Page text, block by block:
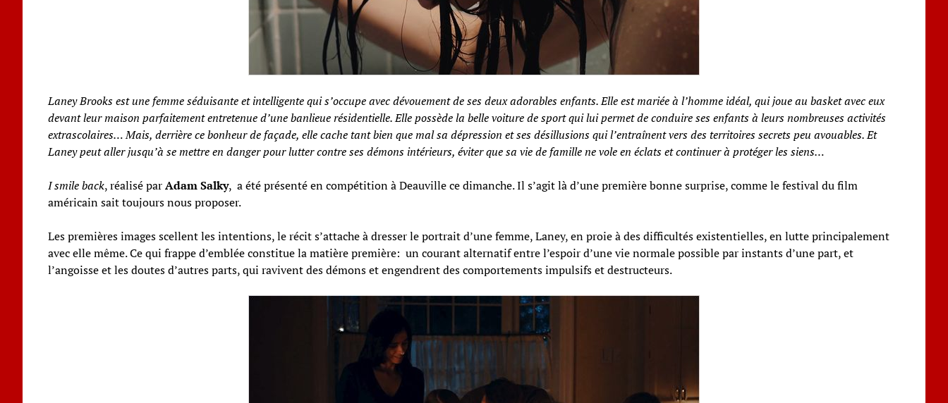
Laney Brooks est une femme séduisante et intelligente qui s’occupe avec dévouement de ses deux adorables enfants. Elle est mariée à l’homme idéal, qui joue au basket avec eux
devant leur maison parfaitement entretenue d’une banlieue résidentielle. Elle possède la belle voiture de sport qui lui permet de conduire ses enfants à leurs nombreuses activités
extrascolaires… Mais, derrière ce bonheur de façade, elle cache tant bien que mal sa dépression et ses désillusions qui l’entraînent vers des territoires secrets peu avouables. Et
Laney peut aller jusqu’à se mettre en danger pour lutter contre ses démons intérieurs, éviter que sa vie de famille ne vole en éclats et continuer à protéger les siens…
I smile back, réalisé parAdam Salky, a été présenté en compétition à Deauville ce dimanche. Il s’agit là d’une première bonne surprise, comme le festival du film
américain sait toujours nous proposer.
Les premières images scellent les intentions, le récit s’attache à dresser le portrait d’une femme, Laney, en proie à des difficultés existentielles, en lutte principalement
avec elle même. Ce qui frappe d’emblée constitue la matière première: un courant alternatif entre l’espoir d’une vie normale possible par instants d’une part, et
l’angoisse et les doutes d’autres parts, qui ravivent des démons et engendrent des comportements impulsifs et destructeurs.